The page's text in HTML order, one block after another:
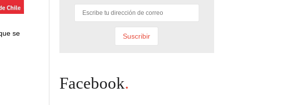
se
Facebook.